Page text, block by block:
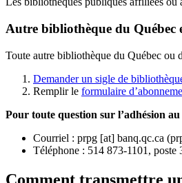
Autre bibliothèque du Québec
Toute autre bibliothèque du Québec ou
Demander un sigle de
Remplir le formulaire
Pour toute question sur l’adhésion
Courriel : prpg [at] banq.qc.ca (
Téléphone : 514 873-1101,
Comment transmettre